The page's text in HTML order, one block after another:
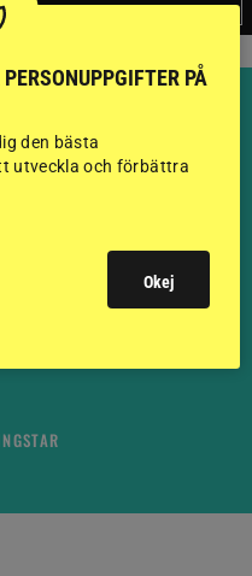
I
MED
PÅ
den bästa
utveckla och förbättra
Okej